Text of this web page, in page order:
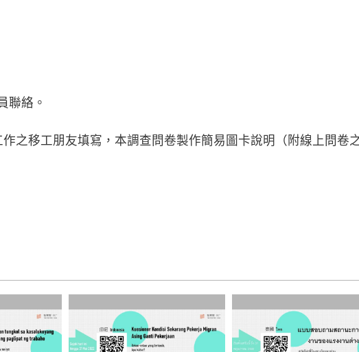
聯絡。
之移工朋友填寫，本調查問卷製作簡易圖卡說明（附線上問卷